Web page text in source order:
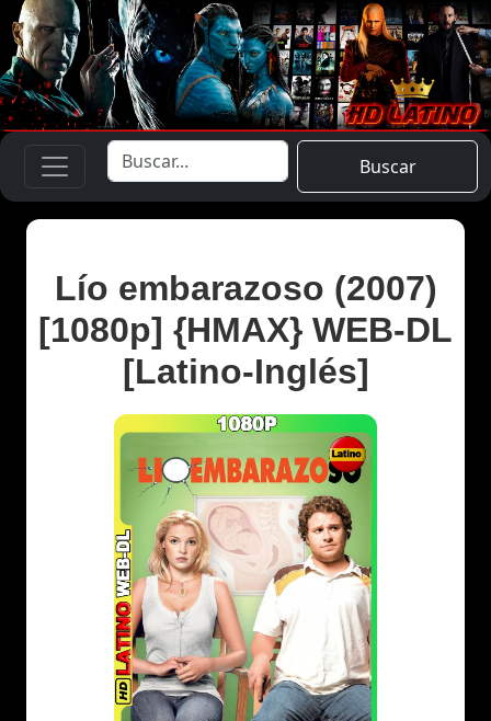
Buscar
Lío embarazoso (2007)
[1080p] {HMAX} WEB-DL
[Latino-Inglés]